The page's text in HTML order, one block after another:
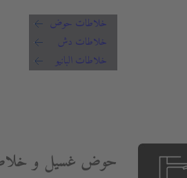
خلاطات حوض
خلاطات دش
خلاطات البانيو
حوض غسيل و